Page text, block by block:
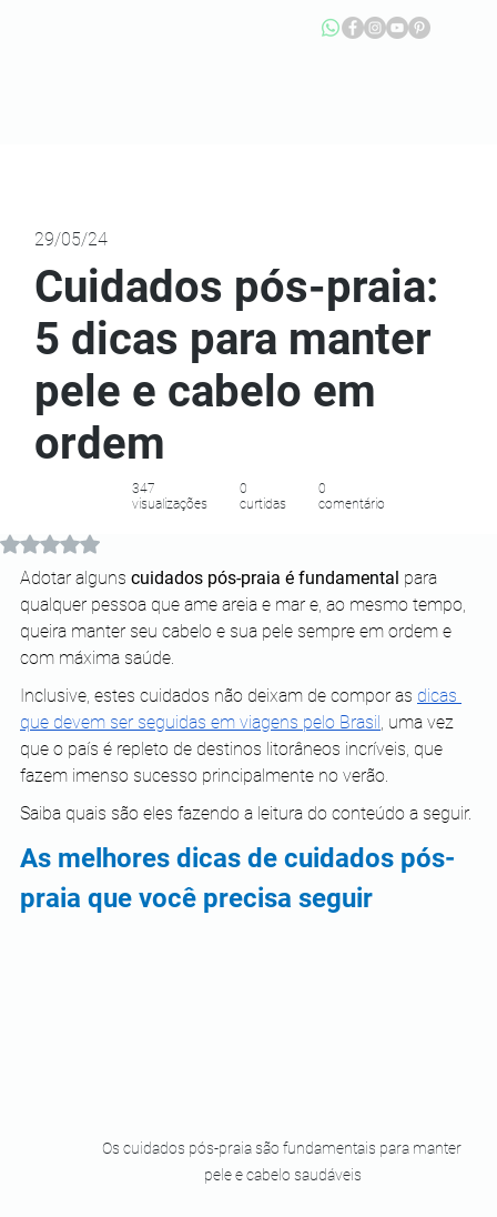
Avaliado com NaN de 5 estrelas.
Adotar alguns cuidados pós-praia é fundamental para
qualquer pessoa que ame areia e mar e, ao mesmo tempo,
queira manter seu cabelo e sua pele sempre em ordem e
com máxima saúde.
Inclusive, estes cuidados não deixam de compor as dicas
que devem ser seguidas em viagens pelo Brasil, uma vez
que o país é repleto de destinos litorâneos incríveis, que
fazem imenso sucesso principalmente no verão.
Saiba quais são eles fazendo a leitura do conteúdo a seguir.
As melhores dicas de cuidados pós-
praia que você precisa seguir
Os cuidados pós-praia são fundamentais para manter
pele e cabelo saudáveis
347
visualizações
0
curtidas
0
comentário
Cuidados pós-praia:
5 dicas para manter
pele e cabelo em
ordem
29/05/24